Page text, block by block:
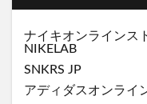
ナイキオンラインス
NIKELAB
SNKRS JP
アディダスオンライ